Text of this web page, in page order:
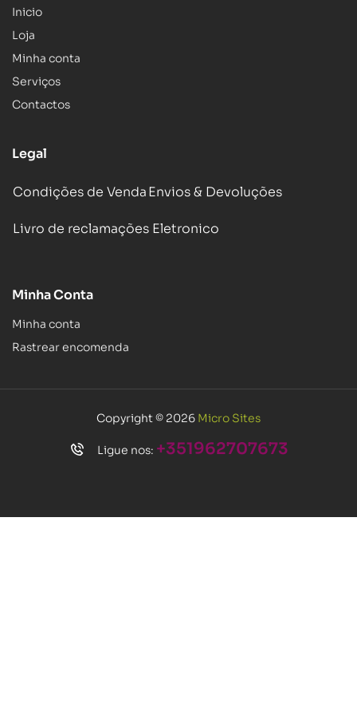
Inicio
Loja
Minha conta
Serviços
Contactos
Legal
Condições de VendaEnvios & Devoluções
Livro de reclamações Eletronico
Minha Conta
Minha conta
Rastrear encomenda
Copyright © 2026 Micro Sites
Ligue nos: +351962707673